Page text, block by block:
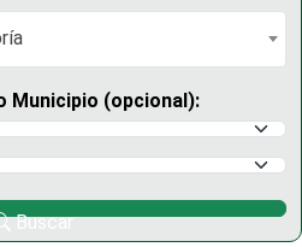
Municipio (opcional):
Buscar